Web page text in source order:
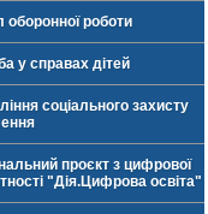
оборонної роботи
у справах дітей
соціального захисту
проєкт з цифрової
"Дія.Цифрова освіта"